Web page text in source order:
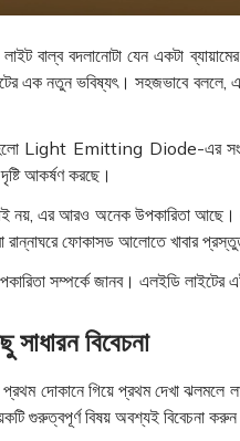
বাল্ব বদলানোটা যেন একটা
এক নতুন ভবিষ্যৎ। সহজভাবে
Light Emitting Diode-এর
আকর্ষণ করছে।
নয়, এর আরও অনেক উপকারিতা আছে।
রান্নাঘরে ফোকাসড আলোতে খাবার
সম্পর্কে জানব। এলইডি
বিবেচনা
দোকানে গিয়ে প্রথম দেখা ঝলমলে
গুরুত্বপূর্ণ বিষয় অবশ্যই